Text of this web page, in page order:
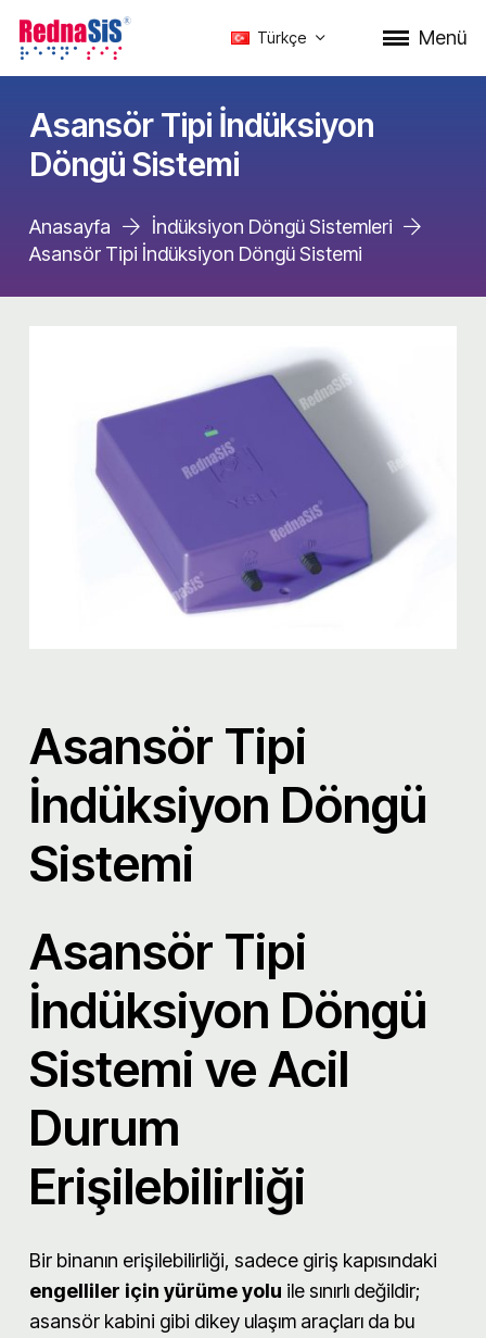
Türkçe Menü
Asansör Tipi İndüksiyon
Döngü Sistemi
Anasayfa
İndüksiyon Döngü Sistemleri
Asansör Tipi İndüksiyon Döngü Sistemi
Asansör Tipi
İndüksiyon Döngü
Sistemi
Asansör Tipi
İndüksiyon Döngü
Sistemi ve Acil
Durum
Erişilebilirliği
Bir binanın erişilebilirliği, sadece giriş kapısındaki
engelliler için yürüme yolu ile sınırlı değildir;
asansör kabini gibi dikey ulaşım araçları da bu